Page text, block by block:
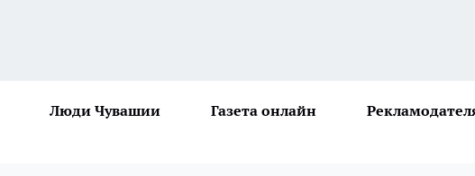
Люди Чувашии Газета онлайн